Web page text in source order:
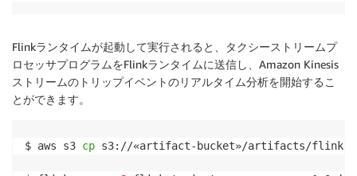
Flinkランタイムが起動して実行されると、タクシーストリームプ
ロセッサプログラムをFlinkランタイムに送信し、Amazon Kinesis
ストリームのトリップイベントのリアルタイム分析を開始するこ
とができます。
$ aws s3 cp s3://«artifact-bucket»/artifacts/flink-